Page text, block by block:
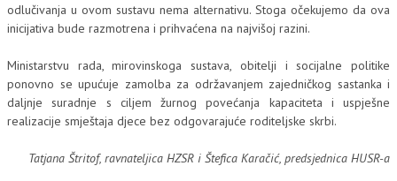
odlučivanja u ovom sustavu nema alternativu. Stoga očekujemo da ova
inicijativa bude razmotrena i prihvaćena na najvišoj razini.
Ministarstvu rada, mirovinskoga sustava, obitelji i socijalne politike
ponovno se upućuje zamolba za održavanjem zajedničkog sastanka i
daljnje suradnje s ciljem žurnog povećanja kapaciteta i uspješne
realizacije smještaja djece bez odgovarajuće roditeljske skrbi.
Tatjana Štritof, ravnateljica HZSR i Štefica Karačić, predsjednica HUSR-a